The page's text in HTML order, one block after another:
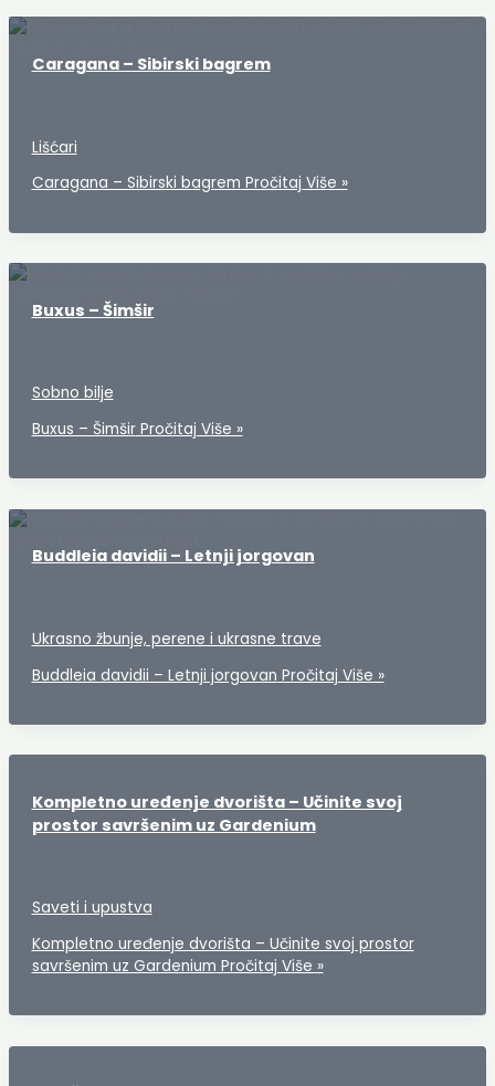
Caragana – Sibirski bagrem
Lišćari
Caragana – Sibirski bagrem Pročitaj Više »
Buxus – Šimšir
Sobno bilje
Buxus – ŠimširPročitaj Više »
Buddleia davidii – Letnji jorgovan
Ukrasno žbunje, perene i ukrasne trave
Buddleia davidii – Letnji jorgovan Pročitaj Više »
Kompletno uređenje dvorišta – Učinite svoj
prostor savršenim uz Gardenium
Saveti i upustva
Kompletno uređenje dvorišta – Učinite svoj prostor
savršenim uz Gardenium Pročitaj Više »